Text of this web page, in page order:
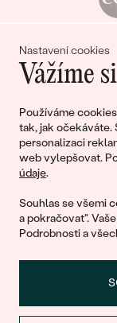
Nastavení cookies
Vážíme
Používáme
tak, jak očekáváte.
personalizaci
web vylepšovat.
údaje.
Souhlas se všemi
a pokračovat".
Podrobnosti a
Ještě jste